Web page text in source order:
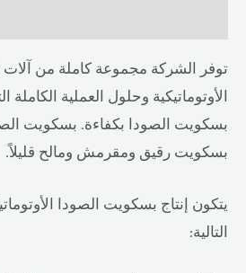
توفر الشركة مجموعة كاملة من آلات
الأوتوماتيكية وحلول العملية الكاملة
بسكويت الصودا بكفاءة. بسكويت
بسكويت رقيق ومقرمش ومالح قليلاً.
يتكون إنتاج بسكويت الصودا
التالية: